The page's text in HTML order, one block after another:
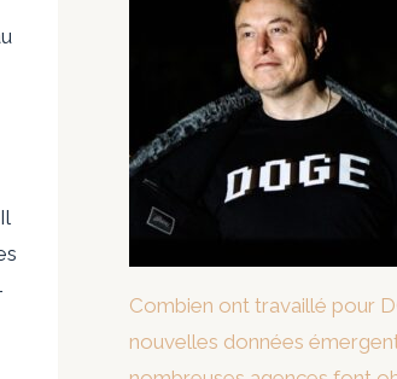
Combien ont travaillé pour
nouvelles données